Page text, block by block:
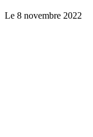
Le 8 novembre 2022